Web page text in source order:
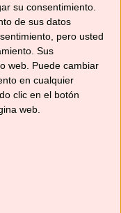
su consentimiento.
de sus datos
pero usted
Sus
web. Puede cambiar
en cualquier
clic en el botón
web.